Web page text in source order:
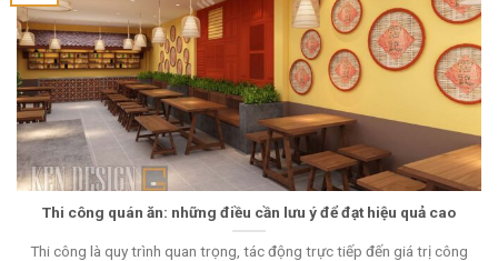
Thi công quán ăn: những điều cần lưu ý để đạt hiệu quả cao
Thi công là quy trình quan trọng, tác động trực tiếp đến giá trị công